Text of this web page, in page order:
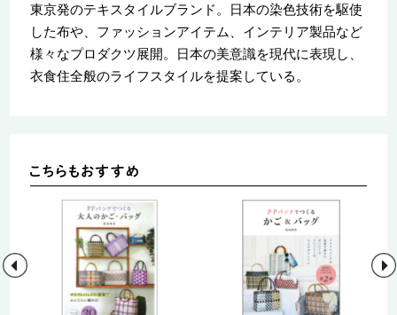
東京発のテキスタイルブランド。日本の染色技術を駆使
した布や、ファッションアイテム、インテリア製品など
様々なプロダクツ展開。日本の美意識を現代に表現し、
衣食住全般のライフスタイルを提案している。